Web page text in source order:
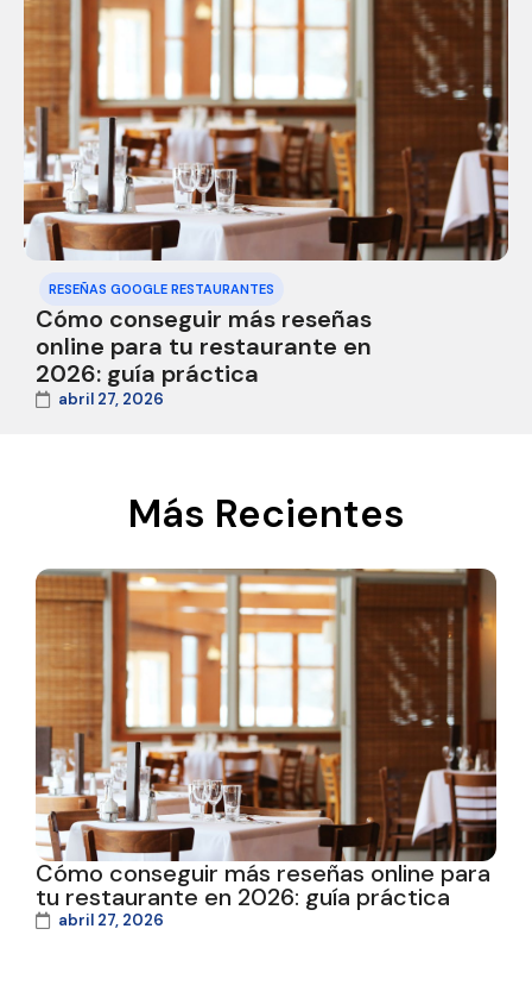
RESEÑAS GOOGLE RESTAURANTES
Cómo conseguir más reseñas
online para tu restaurante en
2026: guía práctica
abril 27, 2026
Más Recientes
Cómo conseguir más reseñas online para
tu restaurante en 2026: guía práctica
abril 27, 2026